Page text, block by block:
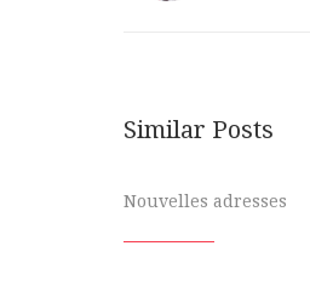
Similar Posts
Nouvelles adresses